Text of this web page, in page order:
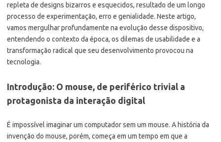
repleta de designs bizarros e esquecidos, resultado de um longo
processo de experimentação, erro e genialidade. Neste artigo,
vamos mergulhar profundamente na evolução desse dispositivo,
entendendo o contexto da época, os dilemas de usabilidade e a
transformação radical que seu desenvolvimento provocou na
tecnologia.
Introdução: O mouse, de periférico trivial a
protagonista da interação digital
É impossível imaginar um computador sem um mouse. A história da
invenção do mouse, porém, começa em um tempo em que a